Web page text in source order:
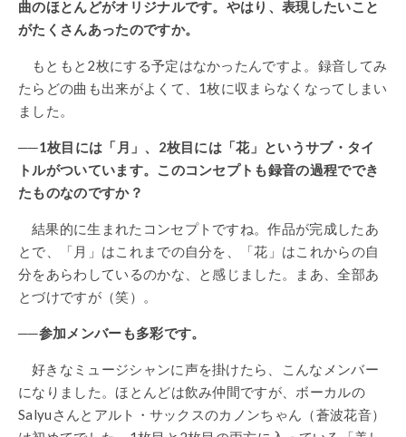
曲のほとんどがオリジナルです。やはり、表現したいこと
がたくさんあったのですか。
もともと2枚にする予定はなかったんですよ。録音してみ
たらどの曲も出来がよくて、1枚に収まらなくなってしまい
ました。
──1枚目には「月」、2枚目には「花」というサブ・タイ
トルがついています。このコンセプトも録音の過程ででき
たものなのですか？
結果的に生まれたコンセプトですね。作品が完成したあ
とで、「月」はこれまでの自分を、「花」はこれからの自
分をあらわしているのかな、と感じました。まあ、全部あ
とづけですが（笑）。
──参加メンバーも多彩です。
好きなミュージシャンに声を掛けたら、こんなメンバー
になりました。ほとんどは飲み仲間ですが、ボーカルの
Salyuさんとアルト・サックスのカノンちゃん（蒼波花音）